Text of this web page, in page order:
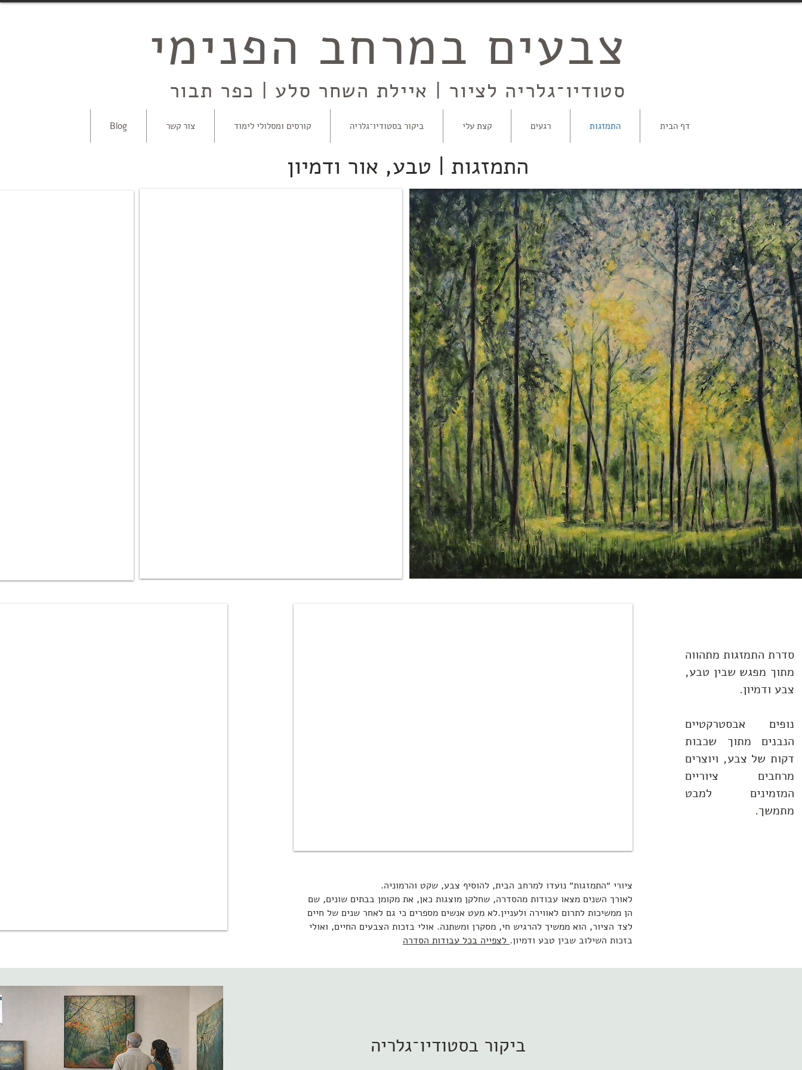
צבעים במרחב הפנימי
סטודיו־גלריה לציור | איילת השחר סלע | כפר תבור
דף הבית התמזגות רגעים קצת עלי ביקור בסטודיו־גלריה קורסים ומסלולי לימוד צור קשר Blog
התמזגות | טבע, אור ודמיון
סדרת התמזגות מתהווה
מתוך מפגש שבין טבע,
צבע ודמיון.
נופים אבסטרקטיים
הנבנים מתוך שכבות
דקות של צבע, ויוצרים
מרחבים ציוריים
המזמינים למבט
מתמשך.
ציורי ״התמזגות״ נועדו למרחב הבית, להוסיף צבע, שקט והרמוניה.
לאורך השנים מצאו עבודות מהסדרה, שחלקן מוצגות כאן, את מקומן בבתים שונים, שם
הן ממשיכות לתרום לאווירה ולעניין.לא מעט אנשים מספרים כי גם לאחר שנים של חיים
לצד הציור, הוא ממשיך להרגיש חי, מסקרן ומשתנה. אולי בזכות הצבעים החיים, ואולי
בזכות השילוב שבין טבע ודמיון. ​ לצפייה בכל עבודות הסדרה
ביקור בסטודיו־גלריה